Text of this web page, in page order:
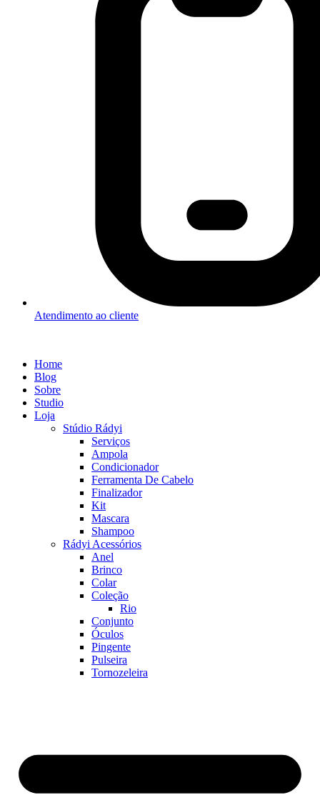
Atendimento ao cliente
Home
Blog
Sobre
Studio
Loja
Stúdio Rádyi
Serviços
Ampola
Condicionador
Ferramenta De Cabelo
Finalizador
Kit
Mascara
Shampoo
Rádyi Acessórios
Anel
Brinco
Colar
Coleção
Rio
Conjunto
Óculos
Pingente
Pulseira
Tornozeleira